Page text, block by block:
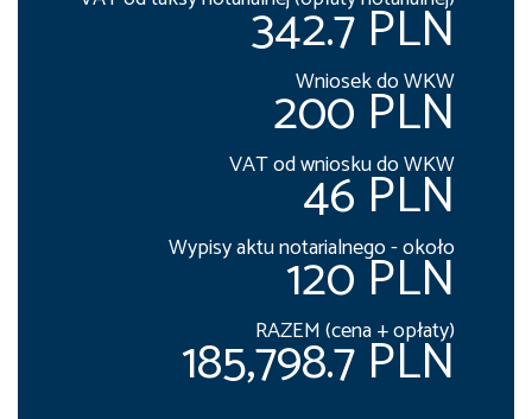
342.7 PLN
Wniosek do WKW
200 PLN
VAT od wniosku do WKW
46 PLN
Wypisy aktu notarialnego - około
120 PLN
RAZEM (cena + opłaty)
185,798.7 PLN